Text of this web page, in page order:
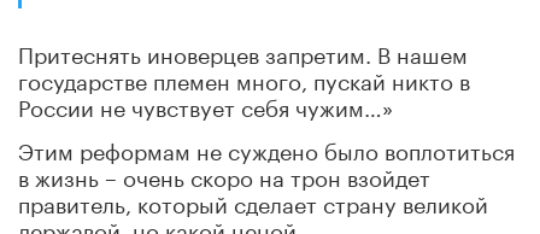
Притеснять иноверцев запретим. В нашем
государстве племен много, пускай никто в
России не чувствует себя чужим…»
Этим реформам не суждено было воплотиться
в жизнь – очень скоро на трон взойдет
правитель, который сделает страну великой